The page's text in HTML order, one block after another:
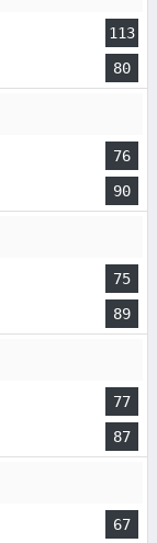
113
80
76
90
75
89
77
87
67